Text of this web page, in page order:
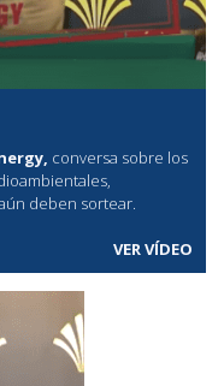
conversa sobre los
deben sortear.
VER VÍDEO